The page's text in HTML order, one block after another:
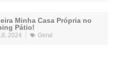
Minha Casa Própria no
Pátio!
2024 Geral